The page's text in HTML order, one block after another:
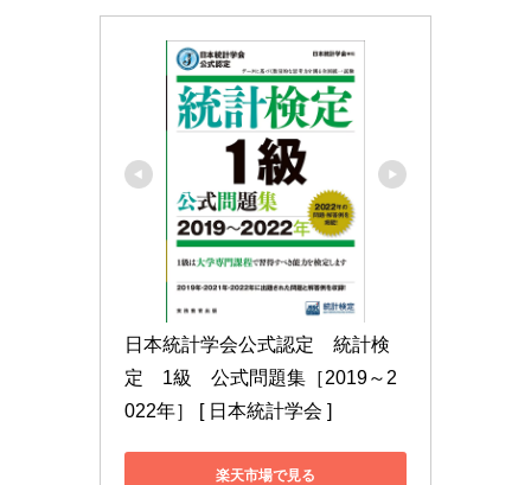
日本統計学会公式認定　統計検
定　1級　公式問題集［2019～2
022年］ [ 日本統計学会 ]
楽天市場で見る